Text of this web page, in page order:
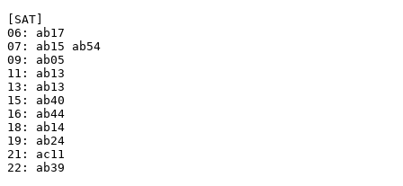
[SAT]
06: ab17
07: ab15 ab54
09: ab05
11: ab13
13: ab13
15: ab40
16: ab44
18: ab14
19: ab24
21: ac11
22: ab39